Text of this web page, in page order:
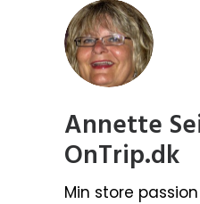
Annette
OnTrip.dk
Min store